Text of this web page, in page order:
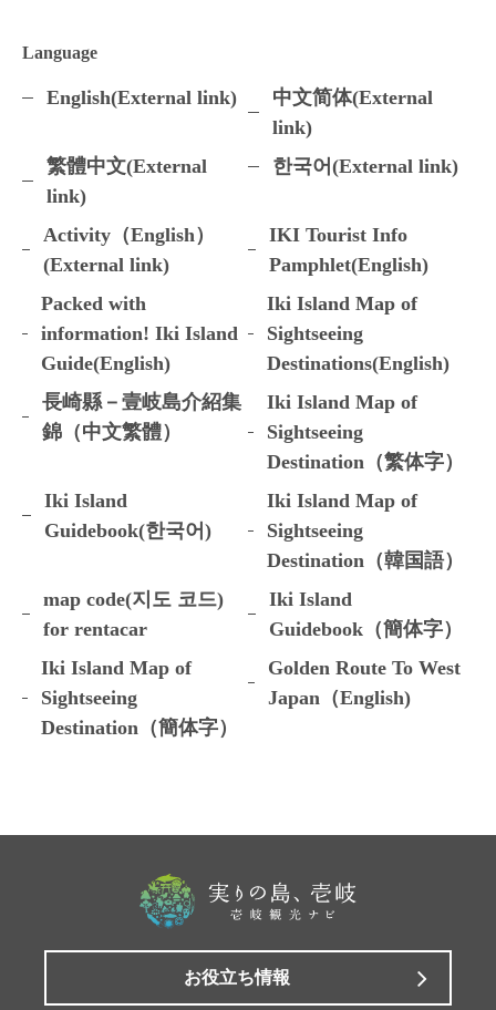
Language
English(External link)
中文简体(External
link)
繁體中文(External
link)
한국어(External link)
Activity（English）
(External link)
IKI Tourist Info
Pamphlet(English)
Packed with
information! Iki Island
Guide(English)
Iki Island Map of
Sightseeing
Destinations(English)
長崎縣－壹岐島介紹集
錦（中文繁體）
Iki Island Map of
Sightseeing
Destination（繁体字）
Iki Island
Guidebook(한국어)
Iki Island Map of
Sightseeing
Destination（韓国語）
map code(지도 코드)
for rentacar
Iki Island
Guidebook（簡体字）
Iki Island Map of
Sightseeing
Destination（簡体字）
Golden Route To West
Japan（English)
お役立ち情報